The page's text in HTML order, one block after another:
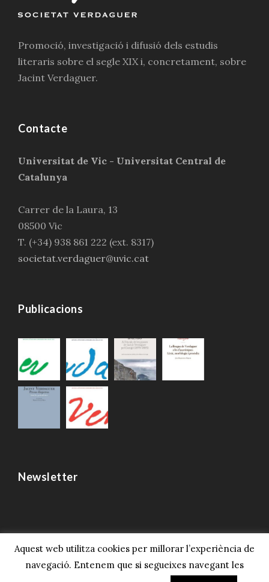
Promoció, investigació i difusió dels estudis
literaris sobre el segle XIX i, concretament, sobre
Jacint Verdaguer.
Contacte
Universitat de Vic - Universitat Central de
Catalunya
Carrer de la Laura, 13
08500 Vic
T. (+34) 938 861 222 (ext. 8317)
societat.verdaguer@uvic.cat
Publicacions
Newsletter
© 2023 Societat Verdaguer, Tots els drets
Aquest web utilitza cookies per millorar l’experiència de
navegació. Entenem que si segueixes navegant les